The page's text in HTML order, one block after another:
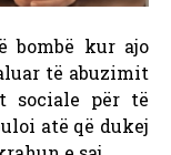
bombë kur ajo
të abuzimit
sociale për të
atë që dukej